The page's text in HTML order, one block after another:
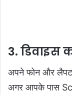
3. डिवाइस
अपने फोन और
अगर आपके पास